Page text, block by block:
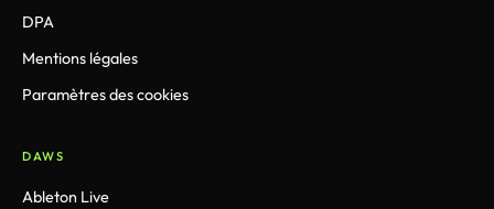
DPA
Mentions légales
Paramètres des cookies
DAWS
Ableton Live